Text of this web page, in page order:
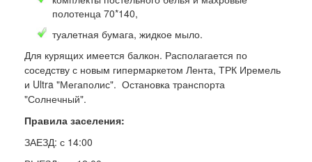
полотенца 70*140,
туалетная бумага, жидкое мыло.
Для курящих имеется балкон. Располагается по
соседству с новым гипермаркетом Лента, ТРК Иремель
и Ultra "Мегаполис". Остановка транспорта
"Солнечный".
Правила заселения:
ЗАЕЗД: с 14:00